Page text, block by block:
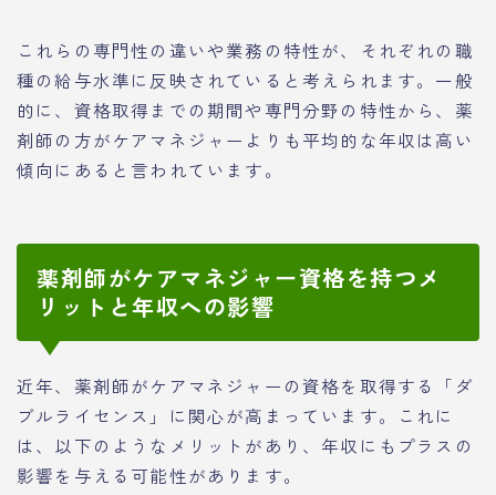
これらの専門性の違いや業務の特性が、それぞれの職
種の給与水準に反映されていると考えられます。一般
的に、資格取得までの期間や専門分野の特性から、薬
剤師の方がケアマネジャーよりも平均的な年収は高い
傾向にあると言われています。
薬剤師がケアマネジャー資格を持つメ
リットと年収への影響
近年、薬剤師がケアマネジャーの資格を取得する「ダ
ブルライセンス」に関心が高まっています。これに
は、以下のようなメリットがあり、年収にもプラスの
影響を与える可能性があります。